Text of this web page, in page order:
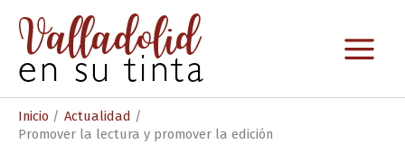
contenido
Inicio
Actualidad
Promover la lectura y promover la edición